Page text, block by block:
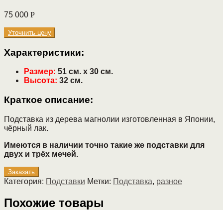
75 000 Р
Уточнить цену
Характеристики:
Размер: 51 см. х 30 см.
Высота: 32 см.
Краткое описание:
Подставка из дерева магнолии изготовленная в Японии,
чёрный лак.
Имеются в наличии точно такие же подставки для
двух и трёх мечей.
Заказать
Категория: Подставки Метки: Подставка, разное
Похожие товары